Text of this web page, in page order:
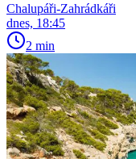
Chalupáři-Zahrádkáři
dnes, 18:45
2 min